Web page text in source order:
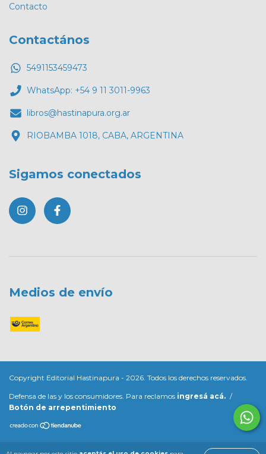
Contacto
Contactános
5491153459473
WhatsApp: +54 9 11 3011-9963
libros@hastinapura.org.ar
RIOBAMBA 1018, CABA, ARGENTINA
Sigamos conectados
Medios de envío
Copyright Editorial Hastinapura - 2026. Todos los derechos reservados.
Defensa de las y los consumidores. Para reclamos ingresá acá. /
Botón de arrepentimiento